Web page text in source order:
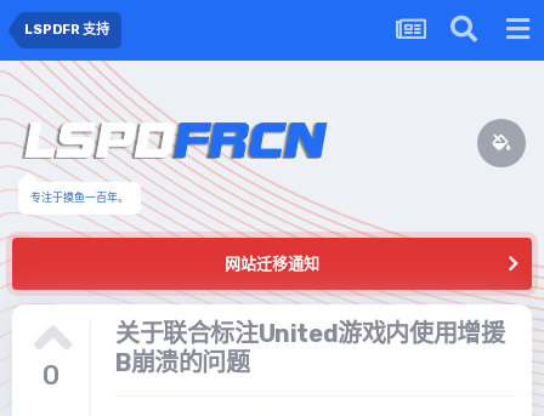
LSPDFR 支持
专注于摸鱼一百年。
网站迁移通知
0
关于联合标注United游戏内使用增援
B崩溃的问题